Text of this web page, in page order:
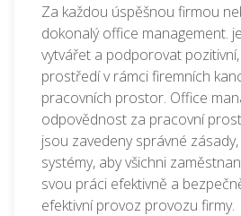
Za každou úspěšnou firmou
dokonalý office management.
vytvářet a podporovat
prostředí v rámci firemních
pracovních prostor. Office
odpovědnost za pracovní
jsou zavedeny správné
systémy, aby všichni
svou práci efektivně a
efektivní provoz provozu firmy.